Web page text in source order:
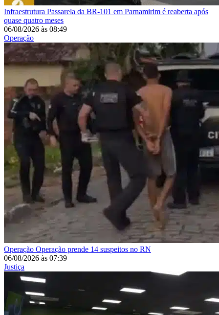
Infraestrutura Passarela da BR-101 em Parnamirim é reaberta após
quase quatro meses
06/08/2026 às 08:49
Operação
Operação Operação prende 14 suspeitos no RN
06/08/2026 às 07:39
Justiça